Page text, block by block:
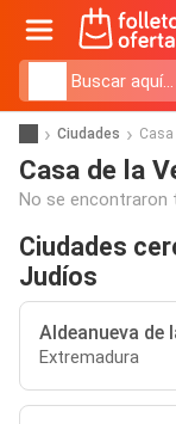
Ciudades
Casa de la
No se encontraron
Ciudades
Judíos
Aldeanueva de
Extremadura